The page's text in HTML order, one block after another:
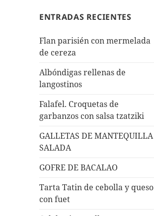
ENTRADAS RECIENTES
Flan parisién con mermelada
de cereza
Albóndigas rellenas de
langostinos
Falafel. Croquetas de
garbanzos con salsa tzatziki
GALLETAS DE MANTEQUILLA
SALADA
GOFRE DE BACALAO
Tarta Tatin de cebolla y queso
con fuet